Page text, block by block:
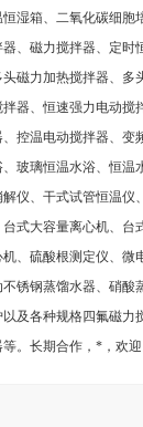
湿箱、二氧化碳细
、磁力搅拌器、定
磁力加热搅拌器、
器、恒速强力电动
控温电动搅拌器、
玻璃恒温水浴、恒
仪、干式试管恒温
式大容量离心机、
、硫酸根测定仪、
锈钢蒸馏水器、硝
及各种规格四氟磁
。长期合作，*，欢迎